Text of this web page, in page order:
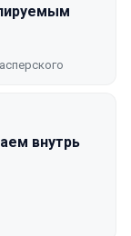
внутрь